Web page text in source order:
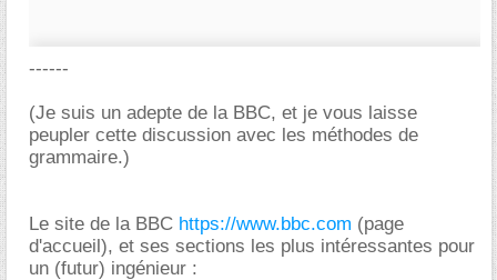
------
(Je suis un adepte de la BBC, et je vous laisse
peupler cette discussion avec les méthodes de
grammaire.)
Le site de la BBC https://www.bbc.com (page
d'accueil), et ses sections les plus intéressantes pour
un (futur) ingénieur :